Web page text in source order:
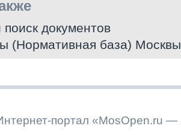
документов
(Нормативная база) Москвы
портал «MosOpen.ru —